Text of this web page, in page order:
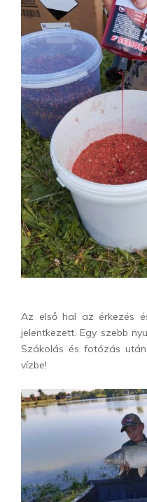
Az első hal az érkezés
jelentkezett. Egy szebb
Szákolás és fotózás
vízbe!